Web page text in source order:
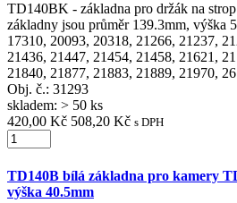
TD140BK - základna pro držák na
základny jsou průměr 139.3mm, výška
17310, 20093, 20318, 21266, 21237,
21436, 21447, 21454, 21458, 21621,
21840, 21877, 21883, 21889, 21970,
Obj. č.: 31293
skladem: > 50 ks
420,00 Kč 508,20 Kč s DPH
TD140B bílá základna pro kamery
výška 40.5mm